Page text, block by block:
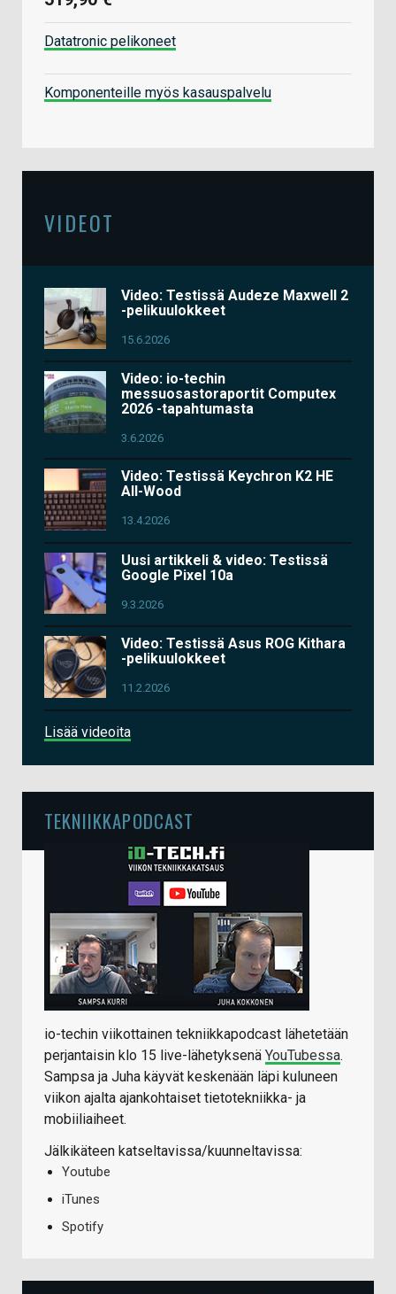
Datatronic pelikoneet
Komponenteille myös kasauspalvelu
VIDEOT
Video: Testissä Audeze Maxwell 2
-pelikuulokkeet
15.6.2026
Video: io-techin
messuosastoraportit Computex
2026 -tapahtumasta
3.6.2026
Video: Testissä Keychron K2 HE
All-Wood
13.4.2026
Uusi artikkeli & video: Testissä
Google Pixel 10a
9.3.2026
Video: Testissä Asus ROG Kithara
-pelikuulokkeet
11.2.2026
Lisää videoita
TEKNIIKKAPODCAST
io-techin viikottainen tekniikkapodcast lähetetään
perjantaisin klo 15 live-lähetyksenä YouTubessa.
Sampsa ja Juha käyvät keskenään läpi kuluneen
viikon ajalta ajankohtaiset tietotekniikka- ja
mobiiliaiheet.
Jälkikäteen katseltavissa/kuunneltavissa:
Youtube
iTunes
Spotify